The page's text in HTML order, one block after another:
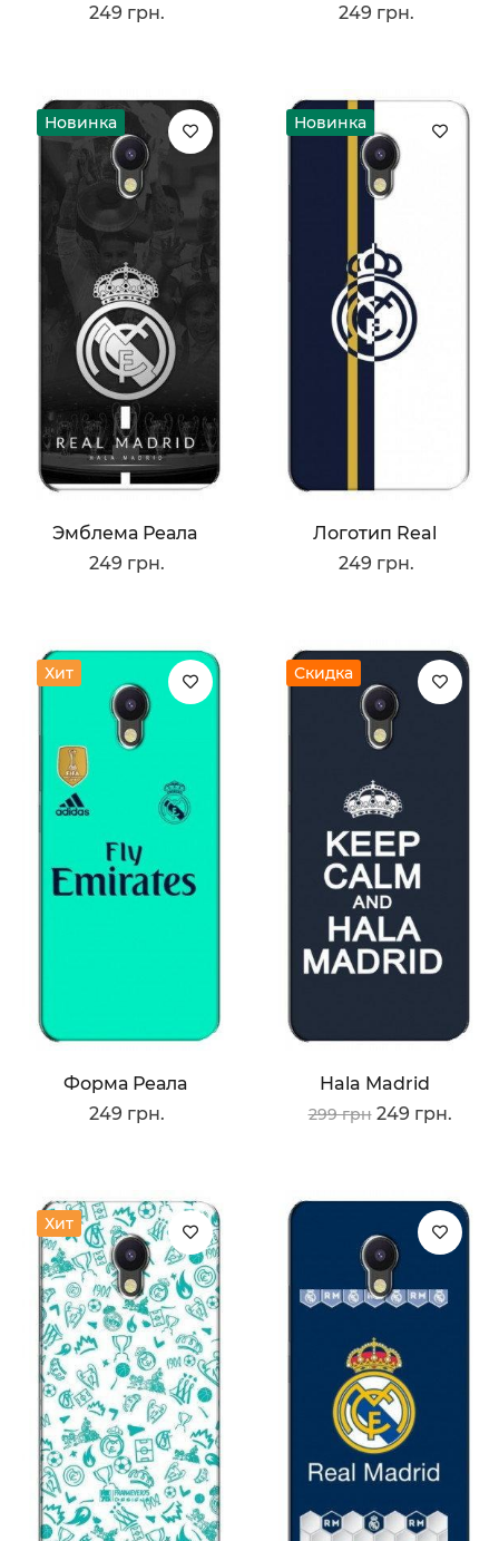
249 грн.
249 грн.
Новинка
Эмблема Реала
249 грн.
Новинка
Логотип Real
249 грн.
Хит
Форма Реала
249 грн.
Скидка
Hala Madrid
299 грн 249 грн.
Хит